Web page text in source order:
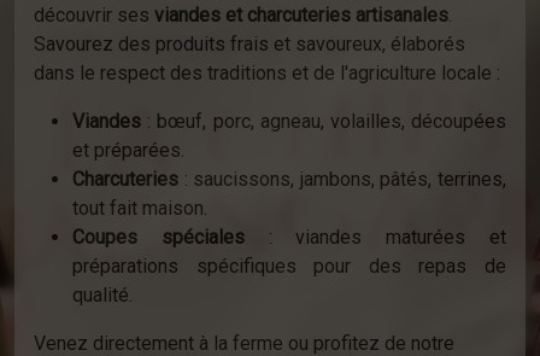
découvrir ses viandes et charcuteries artisanales
Savourez des produits frais et savoureux, élaborés
dans le respect des traditions et de l'agriculture locale :
Viandes : bœuf, porc, agneau, volailles, découpées
et préparées.
Charcuteries : saucissons, jambons, pâtés, terrines,
tout fait maison.
Coupes spéciales: viandes maturées et
préparations spécifiques pour des repas de
qualité.
Venez directement à la ferme ou profitez de notre